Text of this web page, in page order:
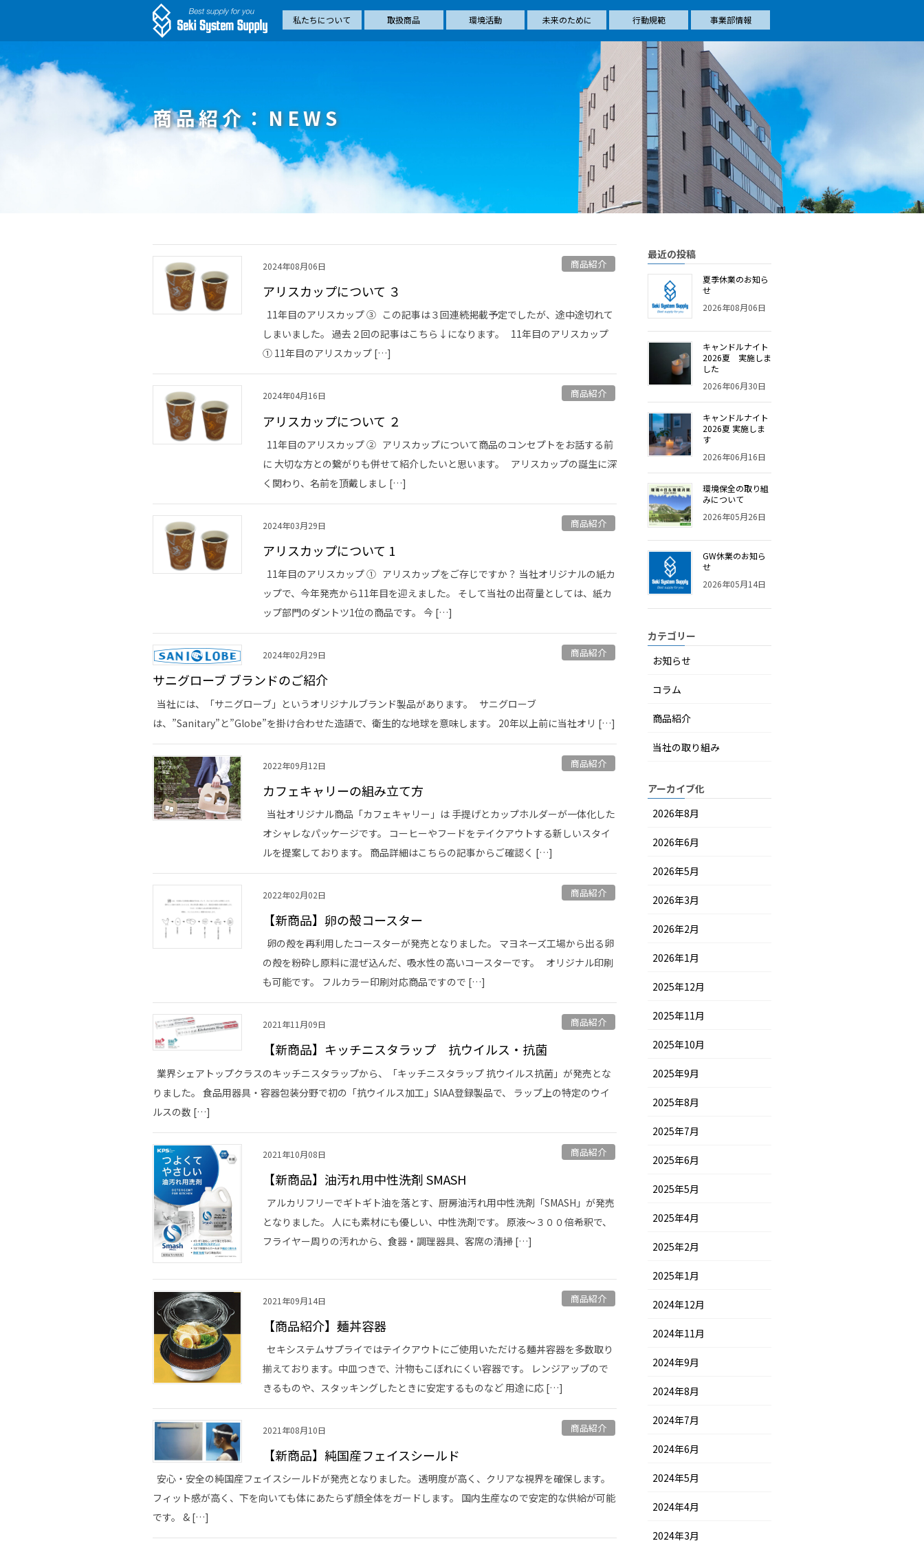
私たちについて 取扱商品 環境活動 未来のために 行動規範 事業部情報
商品紹介：NEWS
2024年08月06日 商品紹介
アリスカップについて ３
11年目のアリスカップ ③ この記事は３回連続掲載予定でしたが、途中途切れて
しまいました。 過去２回の記事はこちら↓になります。 11年目のアリスカップ
① 11年目のアリスカップ […]
2024年04月16日 商品紹介
アリスカップについて ２
11年目のアリスカップ ② アリスカップについて商品のコンセプトをお話する前
に 大切な方との繋がりも併せて紹介したいと思います。 アリスカップの誕生に深
く関わり、名前を頂戴しまし […]
2024年03月29日 商品紹介
アリスカップについて 1
11年目のアリスカップ ① アリスカップをご存じですか？ 当社オリジナルの紙カ
ップで、今年発売から11年目を迎えました。 そして当社の出荷量としては、紙カ
ップ部門のダントツ1位の商品です。 今 […]
2024年02月29日 商品紹介
サニグローブ ブランドのご紹介
当社には、「サニグローブ」というオリジナルブランド製品があります。 サニグローブ
は、”Sanitary”と”Globe”を掛け合わせた造語で、衛生的な地球を意味します。 20年以上前に当社オリ […]
2022年09月12日 商品紹介
カフェキャリーの組み立て方
当社オリジナル商品「カフェキャリー」は 手提げとカップホルダーが一体化した
オシャレなパッケージです。 コーヒーやフードをテイクアウトする新しいスタイ
ルを提案しております。 商品詳細はこちらの記事からご確認く […]
2022年02月02日 商品紹介
【新商品】卵の殻コースター
卵の殻を再利用したコースターが発売となりました。 マヨネーズ工場から出る卵
の殻を粉砕し原料に混ぜ込んだ、吸水性の高いコースターです。 オリジナル印刷
も可能です。 フルカラー印刷対応商品ですので […]
2021年11月09日 商品紹介
【新商品】キッチニスタラップ 抗ウイルス・抗菌
業界シェアトップクラスのキッチニスタラップから、「キッチニスタラップ 抗ウイルス抗菌」が発売とな
りました。 食品用器具・容器包装分野で初の「抗ウイルス加工」SIAA登録製品で、 ラップ上の特定のウイ
ルスの数 […]
2021年10月08日 商品紹介
【新商品】油汚れ用中性洗剤 SMASH
アルカリフリーでギトギト油を落とす、厨房油汚れ用中性洗剤「SMASH」が発売
となりました。 人にも素材にも優しい、中性洗剤です。 原液～３００倍希釈で、
フライヤー周りの汚れから、食器・調理器具、客席の清掃 […]
2021年09月14日 商品紹介
【商品紹介】麺丼容器
セキシステムサプライではテイクアウトにご使用いただける麺丼容器を多数取り
揃えております。中皿つきで、汁物もこぼれにくい容器です。 レンジアップので
きるものや、スタッキングしたときに安定するものなど 用途に応 […]
2021年08月10日 商品紹介
【新商品】純国産フェイスシールド
安心・安全の純国産フェイスシールドが発売となりました。 透明度が高く、クリアな視界を確保します。
フィット感が高く、下を向いても体にあたらず顔全体をガードします。 国内生産なので安定的な供給が可能
です。 & […]
最近の投稿
夏季休業のお知ら
せ
2026年08月06日
キャンドルナイト
2026夏 実施しま
した
2026年06月30日
キャンドルナイト
2026夏 実施しま
す
2026年06月16日
環境保全の取り組
みについて
2026年05月26日
GW休業のお知ら
せ
2026年05月14日
カテゴリー
お知らせ
コラム
商品紹介
当社の取り組み
アーカイブ化
2026年8月
2026年6月
2026年5月
2026年3月
2026年2月
2026年1月
2025年12月
2025年11月
2025年10月
2025年9月
2025年8月
2025年7月
2025年6月
2025年5月
2025年4月
2025年2月
2025年1月
2024年12月
2024年11月
2024年9月
2024年8月
2024年7月
2024年6月
2024年5月
2024年4月
2024年3月